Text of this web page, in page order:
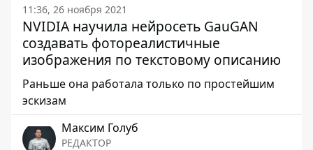
11:36, 26 ноября 2021
NVIDIA научила нейросеть GauGAN
создавать фотореалистичные
изображения по текстовому описанию
Раньше она работала только по простейшим
эскизам
Максим Голуб
РЕДАКТОР